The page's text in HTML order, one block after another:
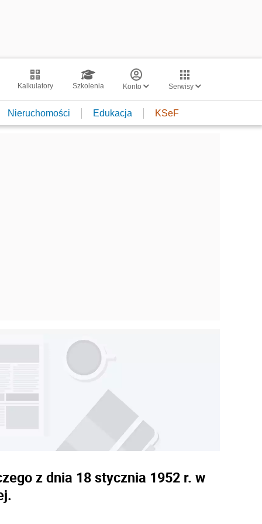
Kalkulatory Szkolenia Konto Serwisy
Nieruchomości Edukacja KSeF
z dnia 18 stycznia 1952 r. w